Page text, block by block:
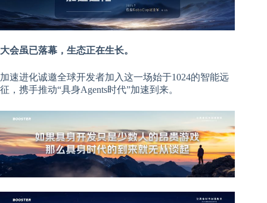
大会虽已落幕，生态正在生长。
加速进化诚邀全球开发者加入这一场始于1024的智能远
征，携手推动“具身Agents时代”加速到来。